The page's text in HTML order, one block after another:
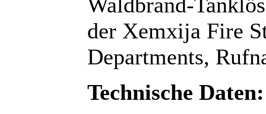
der Xemxija Fire
Departments,
Technische Daten: